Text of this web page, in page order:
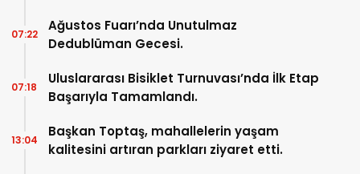
Ağustos Fuarı’nda Unutulmaz
Dedublüman Gecesi.
07:22
Uluslararası Bisiklet Turnuvası’nda İlk Etap
Başarıyla Tamamlandı.
07:18
Başkan Toptaş, mahallelerin yaşam
kalitesini artıran parkları ziyaret etti.
13:04